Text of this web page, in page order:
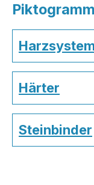
Härter
Steinbinder